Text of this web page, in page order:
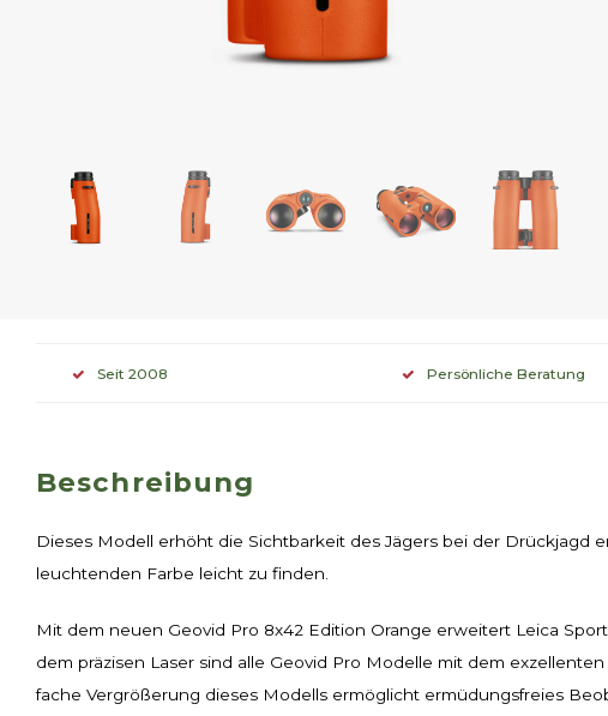
Seit 2008 Persönliche Beratung
Beschreibung
Dieses Modell erhöht die Sichtbarkeit des Jägers bei der Drückjagd
leuchtenden Farbe leicht zu finden.
Mit dem neuen Geovid Pro 8x42 Edition Orange erweitert Leica
dem präzisen Laser sind alle Geovid Pro Modelle mit dem
fache Vergrößerung dieses Modells ermöglicht ermüdungsfreies